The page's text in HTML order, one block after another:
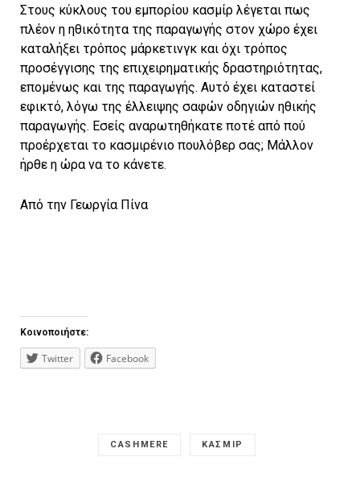
Στους κύκλους του εμπορίου κασμίρ λέγεται πως
πλέον η ηθικότητα της παραγωγής στον χώρο έχει
καταλήξει τρόπος μάρκετινγκ και όχι τρόπος
προσέγγισης της επιχειρηματικής δραστηριότητας,
επομένως και της παραγωγής. Αυτό έχει καταστεί
εφικτό, λόγω της έλλειψης σαφών οδηγιών ηθικής
παραγωγής. Εσείς αναρωτηθήκατε ποτέ από πού
προέρχεται το κασμιρένιο πουλόβερ σας; Μάλλον
ήρθε η ώρα να το κάνετε.
Από την Γεωργία Πίνα
Κοινοποιήστε:
Twitter Facebook
CASHMERE ΚΑΣΜΙΡ